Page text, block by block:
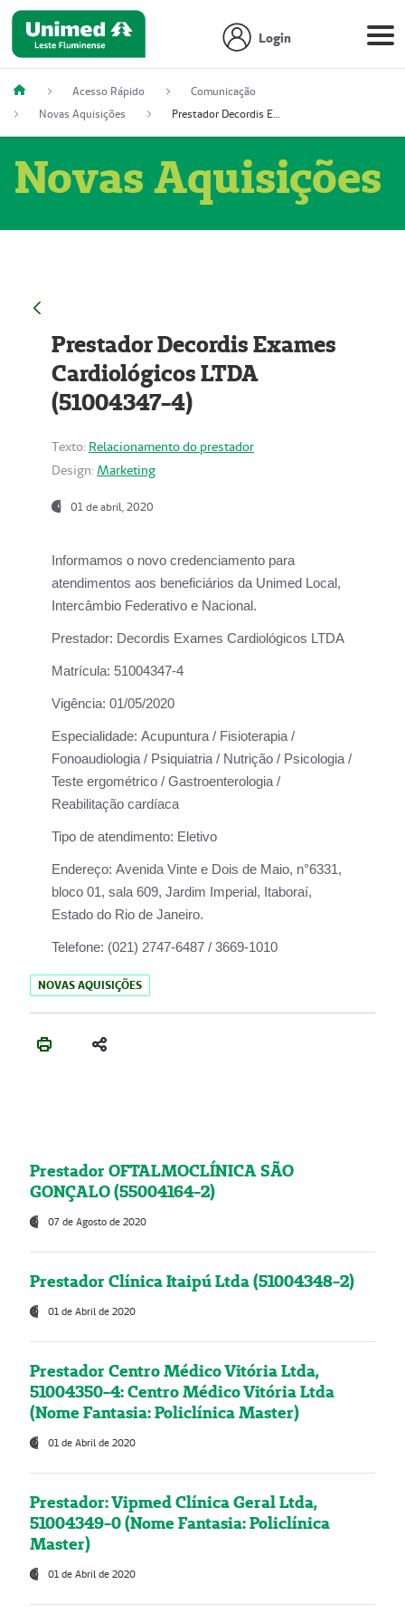
Login
Acesso Rápido
Comunicação
Novas Aquisições
Prestador Decordis Exames Cardiológicos LTDA (51004347-4)
Novas Aquisições
Prestador Decordis Exames
Cardiológicos LTDA
(51004347-4)
Texto: Relacionamento do prestador
Design: Marketing
01 de abril, 2020
Informamos o novo credenciamento para
atendimentos aos beneficiários da Unimed Local,
Intercâmbio Federativo e Nacional.
Prestador: Decordis Exames Cardiológicos LTDA
Matrícula: 51004347-4
Vigência: 01/05/2020
Especialidade: Acupuntura / Fisioterapia /
Fonoaudiologia / Psiquiatria / Nutrição / Psicologia /
Teste ergométrico / Gastroenterologia /
Reabilitação cardíaca
Tipo de atendimento: Eletivo
Endereço: Avenida Vinte e Dois de Maio, n°6331,
bloco 01, sala 609, Jardim Imperial, Itaboraí,
Estado do Rio de Janeiro.
Telefone: (021) 2747-6487 / 3669-1010
NOVAS AQUISIÇÕES
Prestador OFTALMOCLÍNICA SÃO
GONÇALO (55004164-2)
07 de Agosto de 2020
Prestador Clínica Itaipú Ltda (51004348-2)
01 de Abril de 2020
Prestador Centro Médico Vitória Ltda,
51004350-4: Centro Médico Vitória Ltda
(Nome Fantasia: Policlínica Master)
01 de Abril de 2020
Prestador: Vipmed Clínica Geral Ltda,
51004349-0 (Nome Fantasia: Policlínica
Master)
01 de Abril de 2020